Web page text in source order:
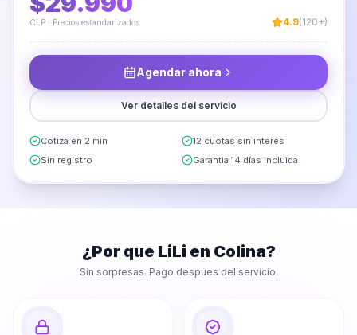
CLP · Precios estandarizados 4.9(120+)
Agendar ahora
Ver detalles del servicio
Cotiza en 2 min
12 cuotas sin interés
Sin registro
Garantia 14 días incluida
¿Por que LiLi en Colina?
Sin sorpresas. Pago despues del servicio.